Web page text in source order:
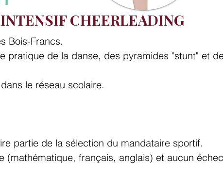
CHEERLEADING
Bois-Francs.
pratique de la danse, des pyramides "stunt" et
le réseau scolaire.
partie de la sélection du mandataire sportif.
français, anglais) et aucun